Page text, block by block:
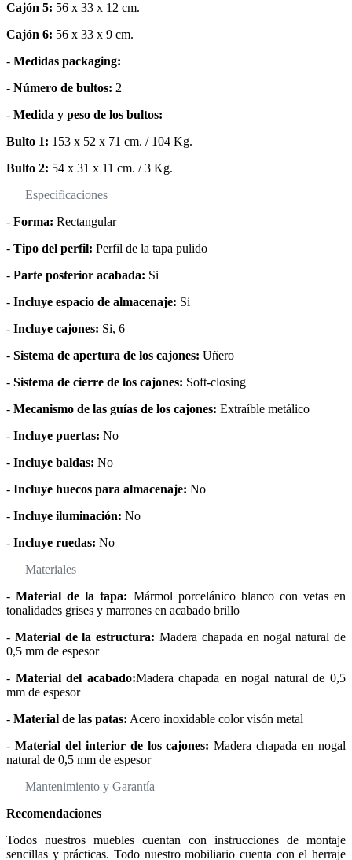
Cajón 5: 56 x 33 x 12 cm.
Cajón 6: 56 x 33 x 9 cm.
- Medidas packaging:
- Número de bultos: 2
- Medida y peso de los bultos:
Bulto 1: 153 x 52 x 71 cm. / 104 Kg.
Bulto 2: 54 x 31 x 11 cm. / 3 Kg.
Especificaciones
- Forma: Rectangular
- Tipo del perfil: Perfil de la tapa pulido
- Parte posterior acabada: Si
- Incluye espacio de almacenaje: Si
- Incluye cajones: Si, 6
- Sistema de apertura de los cajones: Uñero
- Sistema de cierre de los cajones: Soft-closing
- Mecanismo de las guías de los cajones: Extraíble metálico
- Incluye puertas: No
- Incluye baldas: No
- Incluye huecos para almacenaje: No
- Incluye iluminación: No
- Incluye ruedas: No
Materiales
- Material de la tapa: Mármol porcelánico blanco con vetas en
tonalidades grises y marrones en acabado brillo
- Material de la estructura: Madera chapada en nogal natural de
0,5 mm de espesor
- Material del acabado:Madera chapada en nogal natural de 0,5
mm de espesor
- Material de las patas: Acero inoxidable color visón metal
- Material del interior de los cajones:Madera chapada en nogal
natural de 0,5 mm de espesor
Mantenimiento y Garantía
Recomendaciones
Todos nuestros muebles cuentan con instrucciones de montaje
sencillas y prácticas. Todo nuestro mobiliario cuenta con el herraje